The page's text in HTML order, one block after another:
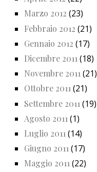
Marzo 2012 (23)
Febbraio 2012 (21)
Gennaio 2012 (17)
Dicembre 2011 (18)
Novembre 2011 (21)
Ottobre 2011(21)
Settembre 2011 (19)
Agosto 2011 (1)
Luglio 2011 (14)
Giugno 2011 (17)
Maggio 2011(22)